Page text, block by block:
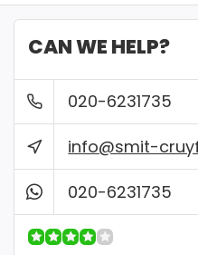
onze voorwaarden
Bankcontact
✔ Gratis verzending
✔ Gemakkelijk passen
CAN WE HELP?
020-6231735
info@smit-
020-6231735